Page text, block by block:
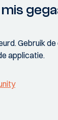
Gebruik
applicatie.